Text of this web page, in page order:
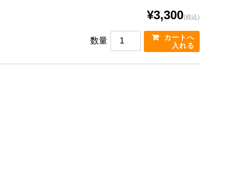
¥3,300(税込)
数量